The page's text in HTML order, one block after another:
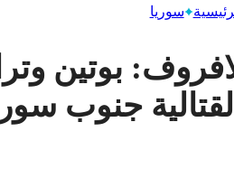
سوريا
بوتين
القتالية جنوب